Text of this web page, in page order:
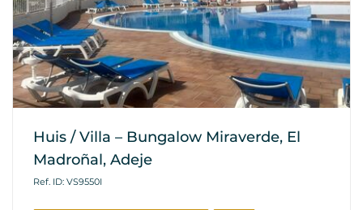
Huis / Villa – Bungalow Miraverde, El
Madroñal, Adeje
Ref. ID: VS9550I